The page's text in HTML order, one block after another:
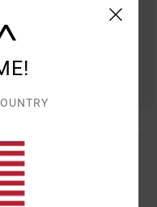
Stretch 17"
de treino elásticos
homem